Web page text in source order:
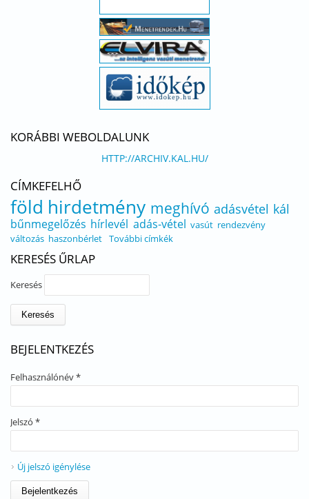
KORÁBBI WEBOLDALUNK
HTTP://ARCHIV.KAL.HU/
CÍMKEFELHŐ
föld hirdetmény meghívó adásvétel kál
bűnmegelőzés hírlevél adás-vétel vasút rendezvény
változás haszonbérlet További címkék
KERESÉS ŰRLAP
Keresés
BEJELENTKEZÉS
Felhasználónév*
Jelszó *
Új jelszó igénylése